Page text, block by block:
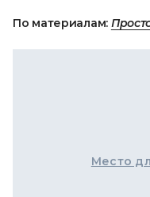
По материалам:
Место